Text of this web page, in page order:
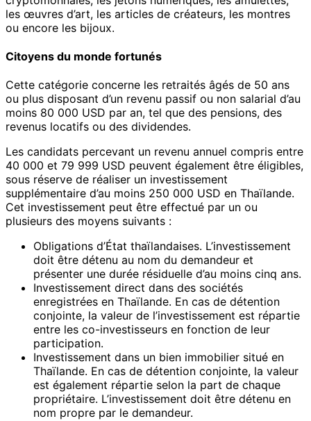
les œuvres d’art, les articles de créateurs, les montres
ou encore les bijoux.
Citoyens du monde fortunés
Cette catégorie concerne les retraités âgés de 50 ans
ou plus disposant d’un revenu passif ou non salarial d’au
moins 80 000 USD par an, tel que des pensions, des
revenus locatifs ou des dividendes.
Les candidats percevant un revenu annuel compris entre
40 000 et 79 999 USD peuvent également être éligibles,
sous réserve de réaliser un investissement
supplémentaire d’au moins 250 000 USD en Thaïlande.
Cet investissement peut être effectué par un ou
plusieurs des moyens suivants :
Obligations d’État thaïlandaises. L’investissement
doit être détenu au nom du demandeur et
présenter une durée résiduelle d’au moins cinq ans.
Investissement direct dans des sociétés
enregistrées en Thaïlande. En cas de détention
conjointe, la valeur de l’investissement est répartie
entre les co-investisseurs en fonction de leur
participation.
Investissement dans un bien immobilier situé en
Thaïlande. En cas de détention conjointe, la valeur
est également répartie selon la part de chaque
propriétaire. L’investissement doit être détenu en
nom propre par le demandeur.